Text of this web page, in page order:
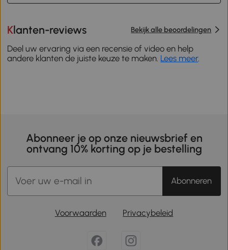
Klanten-reviews Bekijk alle beoordelingen
Deel uw ervaring via een recensie of video en help
andere klanten de juiste keuze te maken. Lees meer.
Abonneer je op onze nieuwsbrief en
ontvang 10% korting op je bestelling
Abonneren
Voorwaarden Privacybeleid